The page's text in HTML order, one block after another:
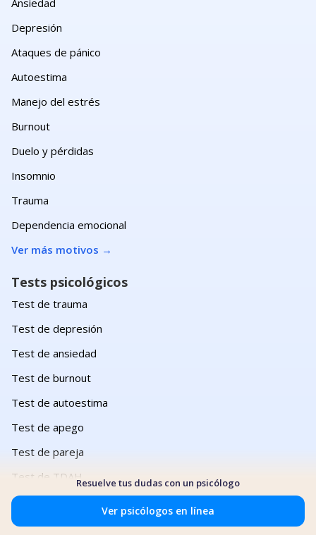
Resuelve tus dudas con un psicólogo
Ver psicólogos en línea
Ansiedad
Depresión
Ataques de pánico
Autoestima
Manejo del estrés
Burnout
Duelo y pérdidas
Insomnio
Trauma
Dependencia emocional
Ver más motivos →
Tests psicológicos
Test de trauma
Test de depresión
Test de ansiedad
Test de burnout
Test de autoestima
Test de apego
Test de pareja
Test de TDAH
Test de narcisismo
Test de inteligencia emocional